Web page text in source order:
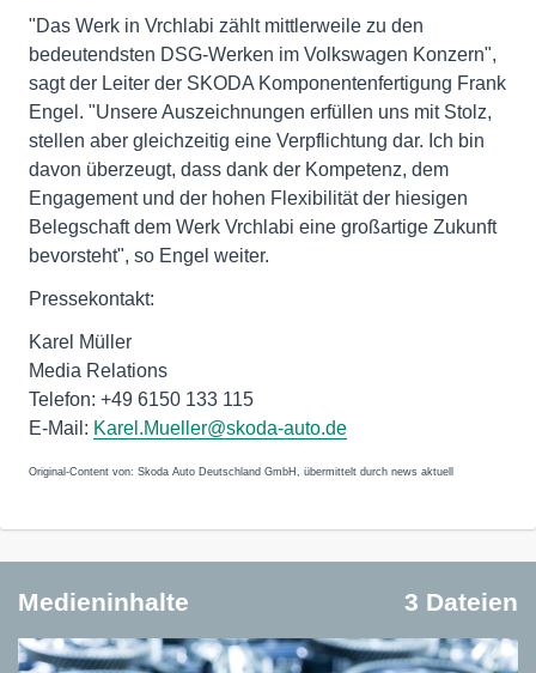
"Das Werk in Vrchlabi zählt mittlerweile zu den
bedeutendsten DSG-Werken im Volkswagen Konzern",
sagt der Leiter der SKODA Komponentenfertigung Frank
Engel. "Unsere Auszeichnungen erfüllen uns mit Stolz,
stellen aber gleichzeitig eine Verpflichtung dar. Ich bin
davon überzeugt, dass dank der Kompetenz, dem
Engagement und der hohen Flexibilität der hiesigen
Belegschaft dem Werk Vrchlabi eine großartige Zukunft
bevorsteht", so Engel weiter.
Pressekontakt:
Karel Müller
Media Relations
Telefon: +49 6150 133 115
E-Mail: Karel.Mueller@skoda-auto.de
Original-Content von: Skoda Auto Deutschland GmbH, übermittelt durch news aktuell
Medieninhalte 3 Dateien